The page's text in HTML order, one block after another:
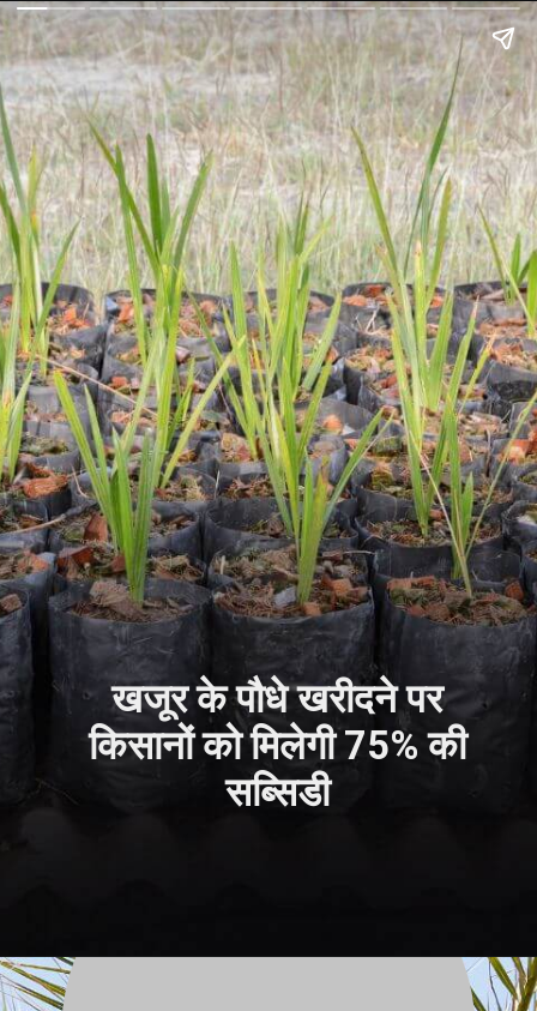
खजूर के पौधे खरीदने पर
किसानों को मिलेगी 75% की
सब्सिडी